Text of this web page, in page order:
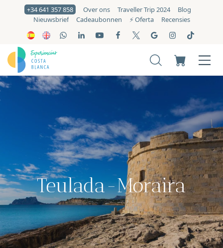
+34 641 357 858 Over ons Traveller Trip 2024
Blog
Nieuwsbrief
Cadeaubonnen ⚡️ Oferta Recensies
Teulada-Moraira